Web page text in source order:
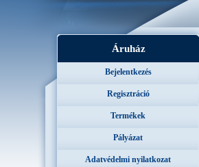
Áruház
Bejelentkezés
Regisztráció
Termékek
Pályázat
Adatvédelmi nyilatkozat